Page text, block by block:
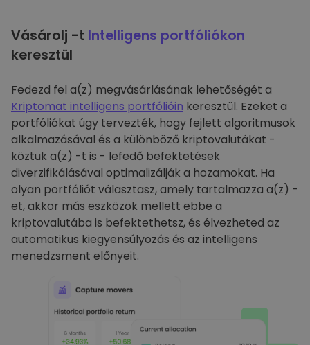
Vásárolj -t Intelligens portfóliókon
keresztül
Fedezd fel a(z) megvásárlásának lehetőségét a
Kriptomat intelligens portfólióin keresztül. Ezeket a
portfóliókat úgy tervezték, hogy fejlett algoritmusok
alkalmazásával és a különböző kriptovalutákat -
köztük a(z) -t is - lefedő befektetések
diverzifikálásával optimalizálják a hozamokat. Ha
olyan portfóliót választasz, amely tartalmazza a(z) -
et, akkor más eszközök mellett ebbe a
kriptovalutába is befektethetsz, és élvezheted az
automatikus kiegyensúlyozás és az intelligens
menedzsment előnyeit.